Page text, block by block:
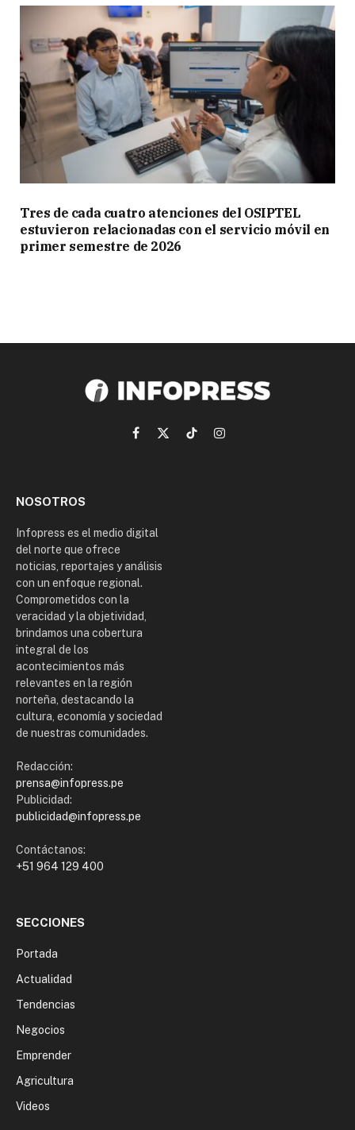
Tres de cada cuatro atenciones del OSIPTEL
estuvieron relacionadas con el servicio móvil en
primer semestre de 2026
Facebook
X
TikTokInstagram
NOSOTROS
Infopress es el medio digital
del norte que ofrece
noticias, reportajes y análisis
con un enfoque regional.
Comprometidos con la
veracidad y la objetividad,
brindamos una cobertura
integral de los
acontecimientos más
relevantes en la región
norteña, destacando la
cultura, economía y sociedad
de nuestras comunidades.
Redacción:
prensa@infopress.pe
Publicidad:
publicidad@infopress.pe
Contáctanos:
+51 964 129 400
SECCIONES
Portada
Actualidad
Tendencias
Negocios
Emprender
Agricultura
Videos